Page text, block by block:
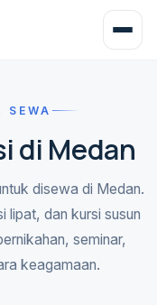
SEWA
di Medan
disewa di Medan.
lipat, dan kursi susun
seminar,
keagamaan.